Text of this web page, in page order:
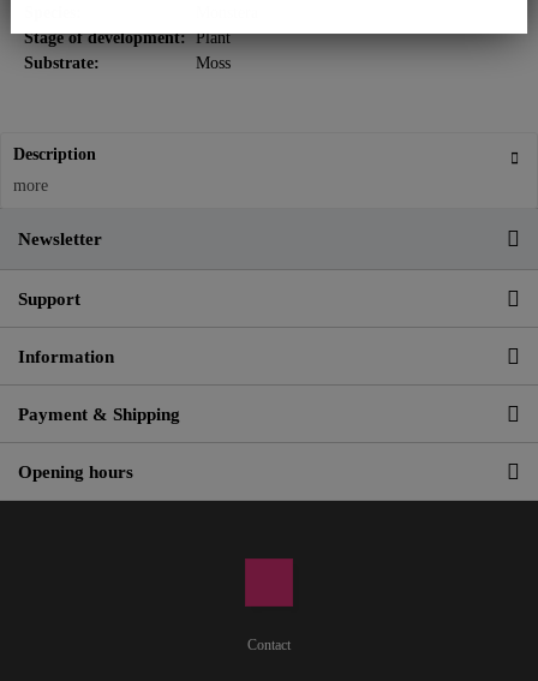
Stage of development: Plant
Substrate:
Moss
Description
more
Newsletter
Support
Information
Payment & Shipping
Opening hours
Contact